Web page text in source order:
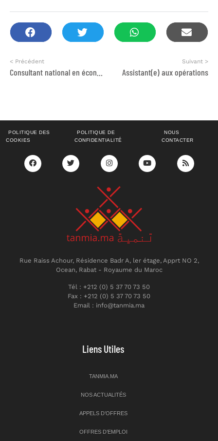
< Précédent Suivant >
Assistant(e) aux opérations
POLITIQUE DES
COOKIES
POLITIQUE DE
CONFIDENTIALITÉ
NOUS
CONTACTER
Rue Raiss Achour, Résidence Badr A, ler étage, Apprt NO 2,
Ocean, Rabat - Royaume du Maroc
Tél : +212 (0) 5 37 70 73 50
Fax : +212 (0) 5 37 70 73 50
Email : info@tanmia.ma
Liens Utiles
TANMIA.MA
NOS ACTUALITÉS
APPELS D’OFFRES
OFFRES D’EMPLOI